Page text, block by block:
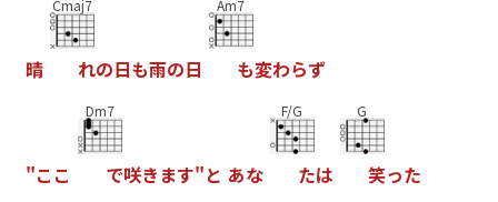
晴
Cmaj7
れの日も雨の日
Am7
も変わらず
"こ こ
Dm7
で咲き ます"と あな
F/G
たは
G
笑った